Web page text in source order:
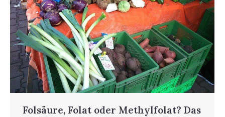
Folsäure, Folat oder Methylfolat? Das